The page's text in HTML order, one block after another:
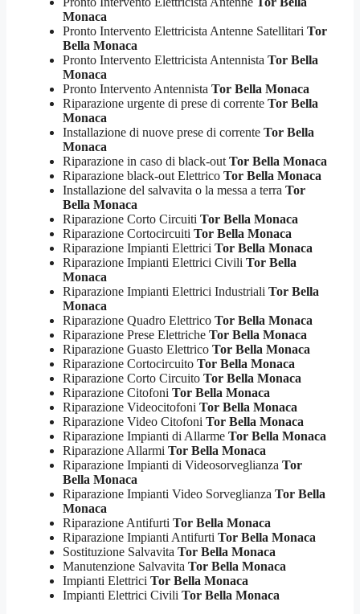
Monaca
Pronto Intervento Elettricista Antenne Satellitari Tor
Bella Monaca
Pronto Intervento Elettricista Antennista Tor Bella
Monaca
Pronto Intervento Antennista Tor Bella Monaca
Riparazione urgente di prese di corrente Tor Bella
Monaca
Installazione di nuove prese di corrente Tor Bella
Monaca
Riparazione in caso di black-out Tor Bella Monaca
Riparazione black-out Elettrico Tor Bella Monaca
Installazione del salvavita o la messa a terra Tor
Bella Monaca
Riparazione Corto Circuiti Tor Bella Monaca
Riparazione Cortocircuiti Tor Bella Monaca
Riparazione Impianti Elettrici Tor Bella Monaca
Riparazione Impianti Elettrici Civili Tor Bella
Monaca
Riparazione Impianti Elettrici Industriali Tor Bella
Monaca
Riparazione Quadro Elettrico Tor Bella Monaca
Riparazione Prese Elettriche Tor Bella Monaca
Riparazione Guasto Elettrico Tor Bella Monaca
Riparazione Cortocircuito Tor Bella Monaca
Riparazione Corto Circuito Tor Bella Monaca
Riparazione Citofoni Tor Bella Monaca
Riparazione Videocitofoni Tor Bella Monaca
Riparazione Video Citofoni Tor Bella Monaca
Riparazione Impianti di Allarme Tor Bella Monaca
Riparazione Allarmi Tor Bella Monaca
Riparazione Impianti di Videosorveglianza Tor
Bella Monaca
Riparazione Impianti Video Sorveglianza Tor Bella
Monaca
Riparazione Antifurti Tor Bella Monaca
Riparazione Impianti Antifurti Tor Bella Monaca
Sostituzione Salvavita Tor Bella Monaca
Manutenzione Salvavita Tor Bella Monaca
Impianti Elettrici Tor Bella Monaca
Impianti Elettrici Civili Tor Bella Monaca